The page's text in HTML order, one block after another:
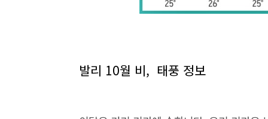
발리 10월 비, 태풍 정보